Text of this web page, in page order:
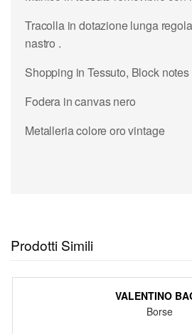
Tracolla in dotazione lunga
nastro .
Shopping in Tessuto, Block notes
Fodera in canvas nero
Metalleria colore oro vintage
Prodotti Simili
VALENTINO
Borse